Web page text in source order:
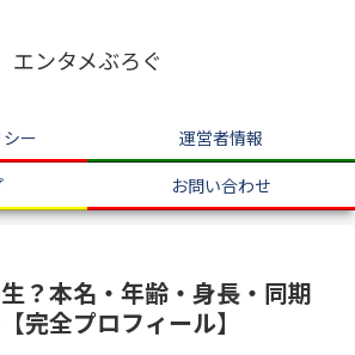
エンタメぶろぐ
ー
運営者情報
お問い合わせ
？本名・年齢・身長・同期
完全プロフィール】